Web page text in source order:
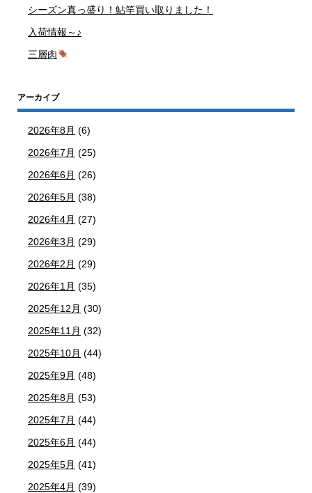
シーズン真っ盛り！鮎竿買い取りました！
入荷情報～♪
三層肉
アーカイブ
2026年8月 (6)
2026年7月 (25)
2026年6月 (26)
2026年5月 (38)
2026年4月 (27)
2026年3月 (29)
2026年2月 (29)
2026年1月 (35)
2025年12月 (30)
2025年11月 (32)
2025年10月 (44)
2025年9月 (48)
2025年8月 (53)
2025年7月 (44)
2025年6月 (44)
2025年5月 (41)
2025年4月 (39)